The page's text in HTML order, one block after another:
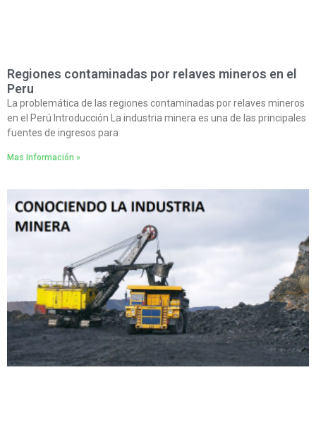
Regiones contaminadas por relaves mineros en el
Peru
La problemática de las regiones contaminadas por relaves mineros
en el Perú Introducción La industria minera es una de las principales
fuentes de ingresos para
Mas Información »